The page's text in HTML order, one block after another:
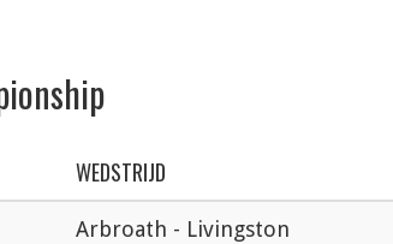
WEDSTRIJD
Arbroath - Livingston